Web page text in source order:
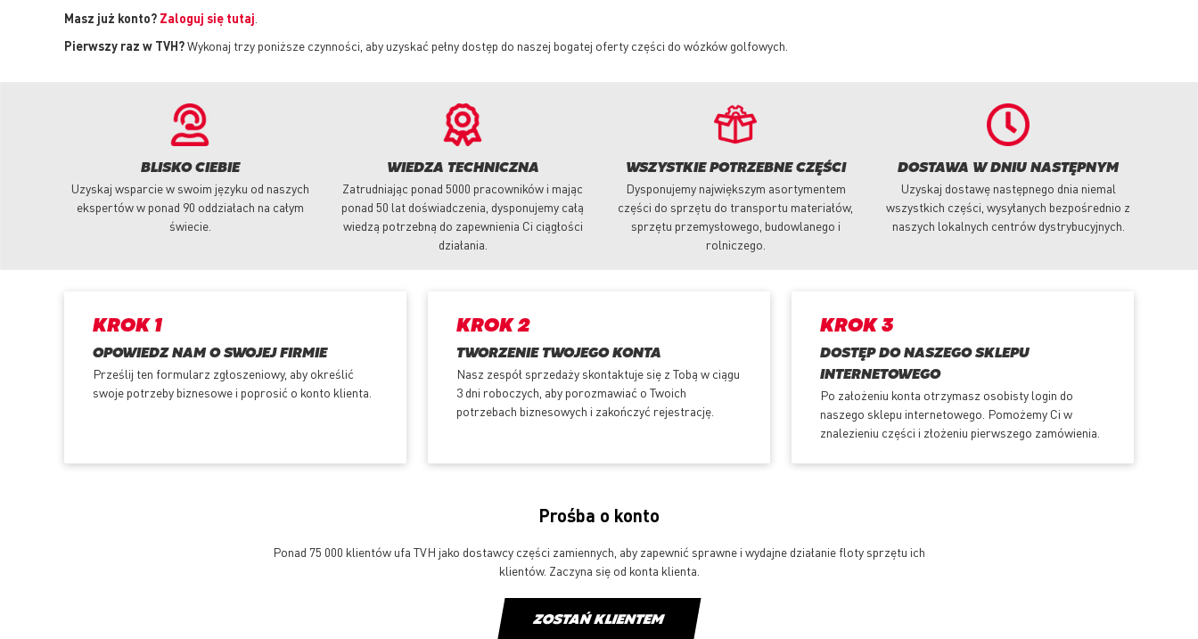
Masz już konto? Zaloguj się tutaj
Pierwszy raz w TVH?Wykonaj trzy poniższe czynności, aby uzyskać pełny dostęp do naszej bogatej oferty części do wózków golfowych.
BLISKO CIEBIE
Uzyskaj wsparcie w swoim języku od naszych
ekspertów w ponad 90 oddziałach na całym
świecie.
WIEDZA TECHNICZNA
Zatrudniając ponad 5000 pracowników i mając
ponad 50 lat doświadczenia, dysponujemy całą
wiedzą potrzebną do zapewnienia Ci ciągłości
działania.
WSZYSTKIE POTRZEBNE CZĘŚCI
Dysponujemy największym asortymentem
części do sprzętu do transportu materiałów,
sprzętu przemysłowego, budowlanego i
rolniczego.
DOSTAWA W DNIU NASTĘPNYM
Uzyskaj dostawę następnego dnia niemal
wszystkich części, wysyłanych bezpośrednio z
naszych lokalnych centrów dystrybucyjnych.
KROK 1
OPOWIEDZ NAM O SWOJEJ FIRMIE
Prześlij ten formularz zgłoszeniowy, aby określić
swoje potrzeby biznesowe i poprosić o konto klienta.
KROK 2
TWORZENIE TWOJEGO KONTA
Nasz zespół sprzedaży skontaktuje się z Tobą w ciągu
3 dni roboczych, aby porozmawiać o Twoich
potrzebach biznesowych i zakończyć rejestrację.
KROK 3
DOSTĘP DO NASZEGO SKLEPU
INTERNETOWEGO
Po założeniu konta otrzymasz osobisty login do
naszego sklepu internetowego. Pomożemy Ci w
znalezieniu części i złożeniu pierwszego zamówienia.
Prośba o konto
Ponad 75 000 klientów ufa TVH jako dostawcy części zamiennych, aby zapewnić sprawne i wydajne działanie floty sprzętu ich
klientów. Zaczyna się od konta klienta.
ZOSTAŃ KLIENTEM